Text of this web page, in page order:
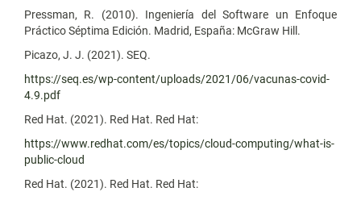
Pressman, R. (2010). Ingeniería del Software un Enfoque
Práctico Séptima Edición. Madrid, España: McGraw Hill.
Picazo, J. J. (2021). SEQ.
https://seq.es/wp-content/uploads/2021/06/vacunas-covid-
4.9.pdf
Red Hat. (2021). Red Hat. Red Hat:
https://www.redhat.com/es/topics/cloud-computing/what-is-
public-cloud
Red Hat. (2021). Red Hat. Red Hat: